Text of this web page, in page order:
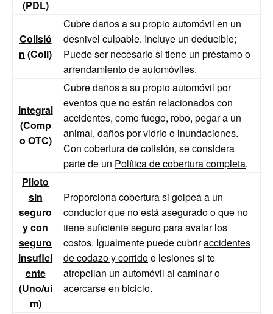
(PDL)
Colisió
n (Coll)
Cubre daños a su propio automóvil en un
desnivel culpable. Incluye un deducible;
Puede ser necesario si tiene un préstamo o
arrendamiento de automóviles.
Integral
(Comp
o OTC)
Cubre daños a su propio automóvil por
eventos que no están relacionados con
accidentes, como fuego, robo, pegar a un
animal, daños por vidrio o inundaciones.
Con cobertura de colisión, se considera
parte de un Política de cobertura completa.
Piloto
sin
seguro
y con
seguro
insufici
ente
(Uno/ui
m)
Proporciona cobertura si golpea a un
conductor que no está asegurado o que no
tiene suficiente seguro para avalar los
costos. Igualmente puede cubriraccidentes
de codazo y corridoo lesiones si te
atropellan un automóvil al caminar o
acercarse en biciclo.